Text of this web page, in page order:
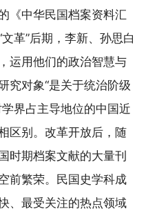
《中华民国档案资料汇
革”后期，李新、孙思白
运用他们的政治智慧与
究对象“是关于统治阶级
界占主导地位的中国近
区别。改革开放后，随
时期档案文献的大量刊
前繁荣。民国史学科成
、最受关注的热点领域